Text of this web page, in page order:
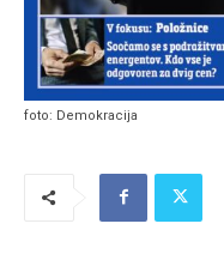
foto: Demokracija